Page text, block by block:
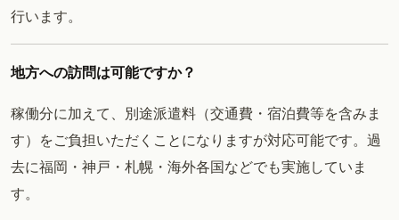
行います。
地方への訪問は可能ですか？
稼働分に加えて、別途派遣料（交通費・宿泊費等を含みま
す）をご負担いただくことになりますが対応可能です。過
去に福岡・神戸・札幌・海外各国などでも実施していま
す。